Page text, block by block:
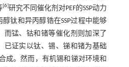
[6]研究不同催化剂对PEF的SSP动力
钛和异丙醇锆在SSP过程中能够
而锰、钴和锗等催化剂则加深了
已证实以钛、锡、锑和锗为基础
成。然而，有机锡和锑对环境和